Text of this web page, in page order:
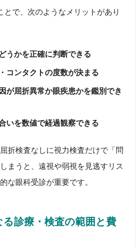
とで、次のようなメリットがあり
うかを正確に判断できる
コンタクトの度数が決まる
が屈折異常か眼疾患かを鑑別でき
いを数値で経過観察できる
折検査なしに視力検査だけで「問
まうと、遠視や弱視を見逃すリス
な眼科受診が重要です。
る診療・検査の範囲と費
ェック：スマホ・アプリ・ウェブ
定を正確に近づける方法
い！矯正と治療の具体策
レンズの選び方と矯正効果
処方の適用条件と健康リスク
ぐケア方法と医師への相談
の質（QOL）を上げる具体的事例
：屈折異常・病気の早期発見Q&A
で大丈夫？」よくある疑問に回答
視力が低下する原因と対策
期受診のメリットと健康保険対応
診で健康な視野を守ろう